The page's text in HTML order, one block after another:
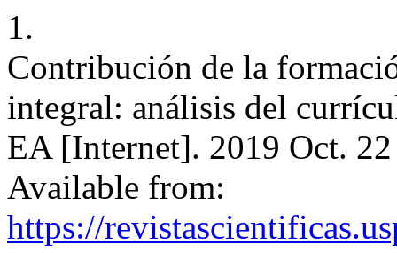
1.
Contribución de la
integral: análisis del
EA [Internet]. 2019 Oct.
Available from:
https://